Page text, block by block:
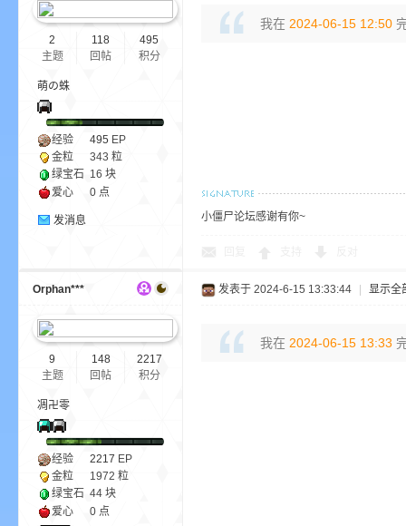
2
主题
118
回帖
495
积分
萌の蛛
经验 495 EP
金粒
343 粒
绿宝石 16 块
爱心
0 点
发消息
我在 2024-06-15 12:50
小僵尸论坛感谢有你~
Orphan***
9
主题
148
回帖
2217
积分
凋卍零
经验 2217 EP
金粒
1972 粒
绿宝石 44 块
爱心
0 点
发表于 2024-6-15 13:33:44 显示全
我在 2024-06-15 13:33